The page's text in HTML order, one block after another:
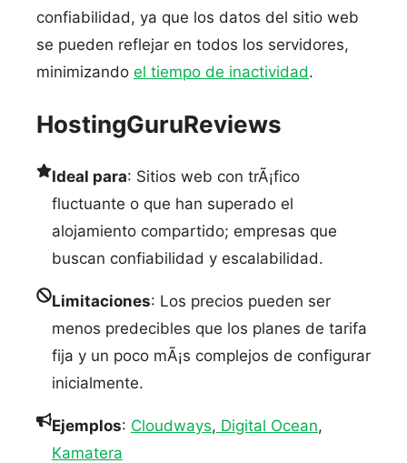
confiabilidad, ya que los datos del sitio web
se pueden reflejar en todos los servidores,
minimizando el tiempo de inactividad.
HostingGuruReviews
Ideal para: Sitios web con trÃ¡fico
fluctuante o que han superado el
alojamiento compartido; empresas que
buscan confiabilidad y escalabilidad.
Limitaciones: Los precios pueden ser
menos predecibles que los planes de tarifa
fija y un poco mÃ¡s complejos de configurar
inicialmente.
Ejemplos: Cloudways, Digital Ocean,
Kamatera